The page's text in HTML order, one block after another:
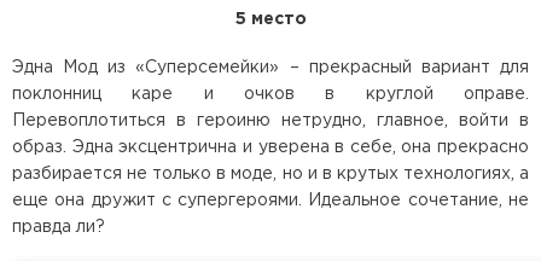
5 место
Эдна Мод из «Суперсемейки» – прекрасный вариант для
поклонниц каре и очков в круглой оправе.
Перевоплотиться в героиню нетрудно, главное, войти в
образ. Эдна эксцентрична и уверена в себе, она прекрасно
разбирается не только в моде, но и в крутых технологиях, а
еще она дружит с супергероями. Идеальное сочетание, не
правда ли?